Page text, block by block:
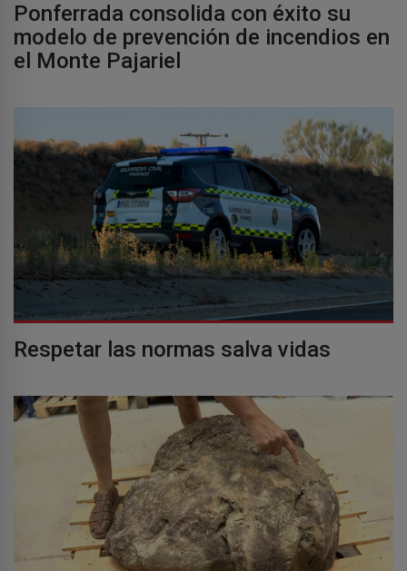
Ponferrada consolida con éxito su
modelo de prevención de incendios en
el Monte Pajariel
Respetar las normas salva vidas